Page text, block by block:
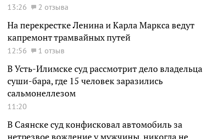
13:26 2 отзыва
На перекрестке Ленина и Карла Маркса ведут
капремонт трамвайных путей
12:56 1 отзыв
В Усть-Илимске суд рассмотрит дело владельца
суши-бара, где 15 человек заразились
сальмонеллезом
11:20
В Саянске суд конфисковал автомобиль за
нетрезвое вождение у мужчины, никогда не